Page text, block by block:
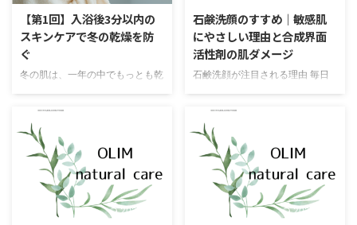
【第1回】入浴後3分以内の
スキンケアで冬の乾燥を防
ぐ
冬の肌は、一年の中でもっとも乾
し、水分を抱える力そのものが弱
まります。さらに、暖房によって
室内の湿度は20％台まで下がり
「肌の水分が蒸発するスピード」
が一気に加速します。 そんな時
期にもっとも大切なのが、入浴直
後の3分間。この短い時間に何を
石鹸洗顔のすすめ｜敏感肌
にやさしい理由と合成界面
活性剤の肌ダメージ
石鹸洗顔が注目される理由 毎日
やジェル洗顔など、便利で手軽な
合成洗浄料が多く使われています
が、実は昔ながらの石鹸洗顔が改
めて注目を集めています。 石鹸
はシンプルな成分で作られてお
り、肌に不要なものを残さず、敏
感肌や乾燥肌にも安心して使える
2026/2/13 2026/2/13